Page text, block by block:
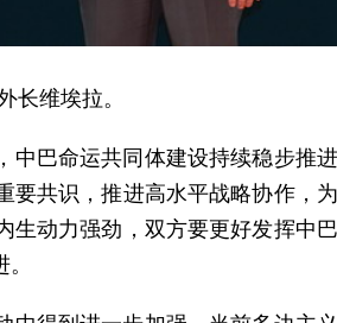
长维埃拉。
巴命运共同体建设持续稳步推
共识，推进高水平战略协作，
动力强劲，双方要更好发挥中